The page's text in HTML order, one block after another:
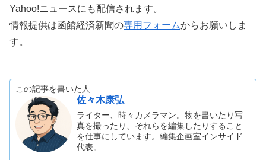
Yahoo!ニュースにも配信されます。
情報提供は函館経済新聞の専用フォームからお願いしま
す。
この記事を書いた人
佐々木康弘
ライター、時々カメラマン。物を書いたり写
真を撮ったり、それらを編集したりすること
を仕事にしています。編集企画室インサイド
代表。